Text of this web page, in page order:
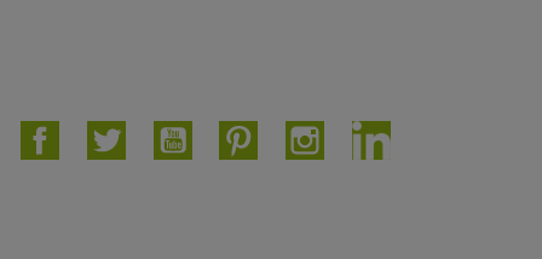
FacebookTwitter YouTube PinterestInstagramLinkedIn